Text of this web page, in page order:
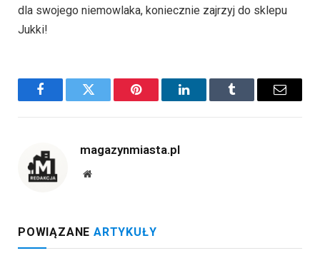
dla swojego niemowlaka, koniecznie zajrzyj do sklepu
Jukki!
FacebookTwitter Pinterest LinkedInTumblr Email
magazynmiasta.pl
Website
POWIĄZANE ARTYKUŁY